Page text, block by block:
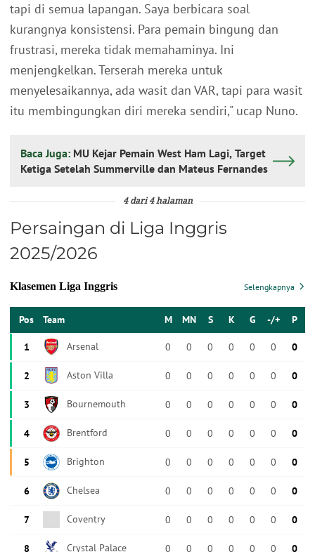
tapi di semua lapangan. Saya berbicara soal
kurangnya konsistensi. Para pemain bingung dan
frustrasi, mereka tidak memahaminya. Ini
menjengkelkan. Terserah mereka untuk
menyelesaikannya, ada wasit dan VAR, tapi para wasit
itu membingungkan diri mereka sendiri," ucap Nuno.
Baca Juga: MU Kejar Pemain West Ham Lagi, Target
Ketiga Setelah Summerville dan Mateus Fernandes
4 dari 4 halaman
Persaingan di Liga Inggris
2025/2026